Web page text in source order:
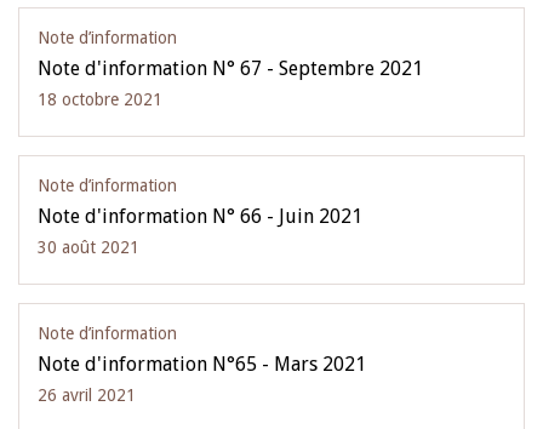
Note d’information
Note d'information N° 67 - Septembre 2021
18 octobre 2021
Note d’information
Note d'information N° 66 - Juin 2021
30 août 2021
Note d’information
Note d'information N°65 - Mars 2021
26 avril 2021